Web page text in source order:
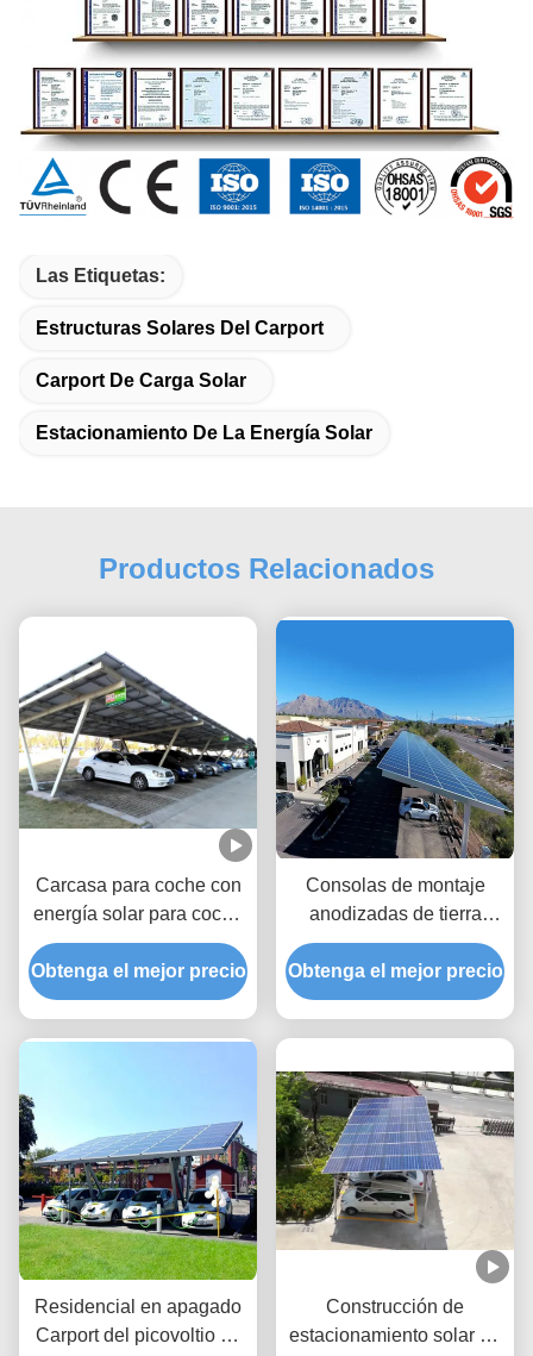
Las Etiquetas:
Estructuras Solares Del Carport
Carport De Carga Solar
Estacionamiento De La Energía Solar
Productos Relacionados
Carcasa para coche con
energía solar para coche
de 180 km/h de velocidad
del viento, tamaño
personalizado
Obtenga el mejor precio
Consolas de montaje
anodizadas de tierra
abiertas del Carport del
picovoltio del aluminio de
la instalación de la
Obtenga el mejor precio
Residencial en apagado
Carport del picovoltio de
Construcción de
estacionamiento solar de